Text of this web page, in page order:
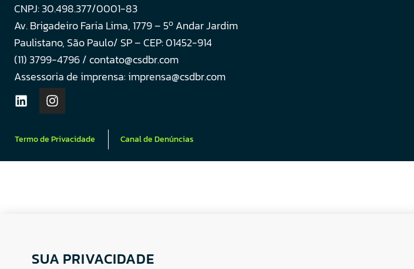
CNPJ: 30.498.377/0001-83
Av. Brigadeiro Faria Lima, 1779 – 5o Andar Jardim
Paulistano, São Paulo/ SP – CEP: 01452-914
(11) 3799-4796 / contato@csdbr.com
Assessoria de imprensa: imprensa@csdbr.com
Termo de Privacidade Canal de Denúncias
SUA PRIVACIDADE